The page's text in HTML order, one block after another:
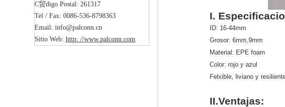
C贸digo Postal: 261317
Tel / Fax: 0086-536-8798363
Email: info@palconn.cn
Sitio Web: http: //www.palconn.com
I.
ID: 16-44mm
Grosor: 6mm,9mm
Material: EPE foam
Color: rojo y azul
Felxible, liviano y
II.Ventajas: